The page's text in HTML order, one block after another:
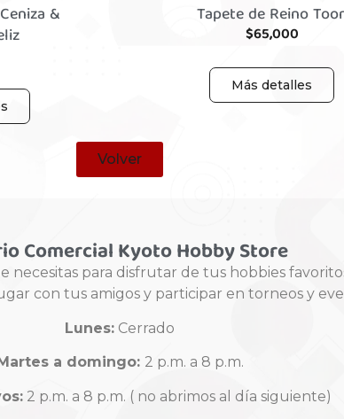
& Tapete de Reino
$65,000
Más detalles
Volver
Comercial Kyoto Hobby Store
para disfrutar de tus hobbies
con tus amigos y participar en torneos y
Lunes: Cerrado
Martes a domingo: 2 p.m. a 8 p.m.
2 p.m. a 8 p.m. ( no abrimos al día siguiente)